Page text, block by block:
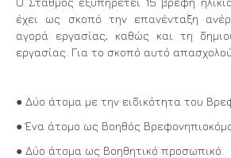
έχει ως σκοπό την επανένταξη
αγορά εργασίας, καθώς και τη
εργασίας. Για το σκοπό αυτό
● Δύο άτομα με την ειδικότητα του
● Ένα άτομο ως Βοηθός
● Δύο άτομα ως Βοηθητικό προσωπικό.